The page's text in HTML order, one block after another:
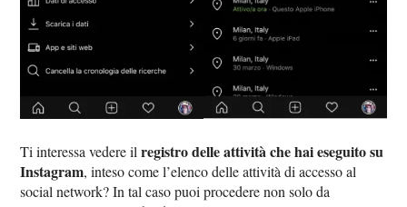
Ti interessa vedere ilregistro delle attività che hai eseguito su
Instagram, inteso come l’elenco delle attività di accesso al
social network? In tal caso puoi procedere non solo da